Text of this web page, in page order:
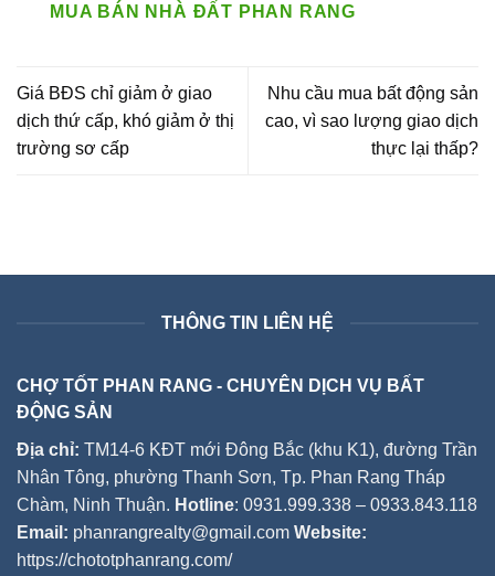
MUA BÁN NHÀ ĐẤT PHAN RANG
Giá BĐS chỉ giảm ở giao
dịch thứ cấp, khó giảm ở thị
trường sơ cấp
Nhu cầu mua bất động sản
cao, vì sao lượng giao dịch
thực lại thấp?
THÔNG TIN LIÊN HỆ
CHỢ TỐT PHAN RANG - CHUYÊN DỊCH VỤ BẤT
ĐỘNG SẢN
Địa chỉ: TM14-6 KĐT mới Đông Bắc (khu K1), đường Trần
Nhân Tông, phường Thanh Sơn, Tp. Phan Rang Tháp
Chàm, Ninh Thuận. Hotline: 0931.999.338 – 0933.843.118
Email: phanrangrealty@gmail.com Website:
https://chototphanrang.com/